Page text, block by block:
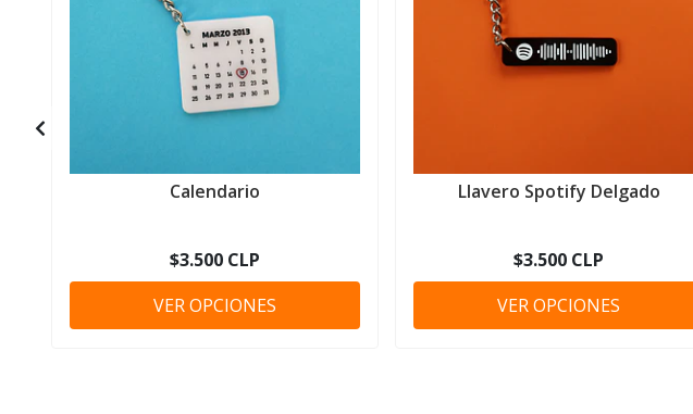
Calendario
$3.500 CLP
VER OPCIONES
Llavero Spotify Delgado
$3.500 CLP
VER OPCIONES